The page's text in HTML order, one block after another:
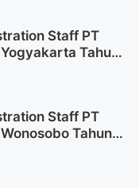
Staff PT
Tahun
Staff PT
Tahun